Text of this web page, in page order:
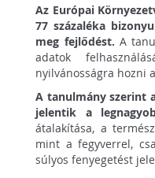
Az Európai
77 százaléka
meg fejlődést. A
adatok
nyilvánosságra hozni
A tanulmány szerint
jelentik a
átalakítása, a
mint a fegyverrel,
súlyos fenyegetést